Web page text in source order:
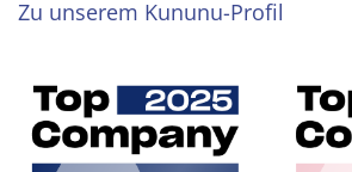
Zu unserem Kununu-Profil